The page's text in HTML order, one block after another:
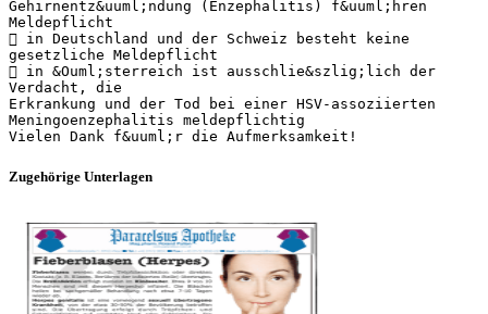
Gehirnentz&uuml;ndung (Enzephalitis) f&uuml;hren
Meldepflicht
 in Deutschland und der Schweiz besteht keine
gesetzliche Meldepflicht
 in &Ouml;sterreich ist ausschlie&szlig;lich der
Verdacht, die
Erkrankung und der Tod bei einer HSV-assoziierten
Meningoenzephalitis meldepflichtig
Zugehörige Unterlagen